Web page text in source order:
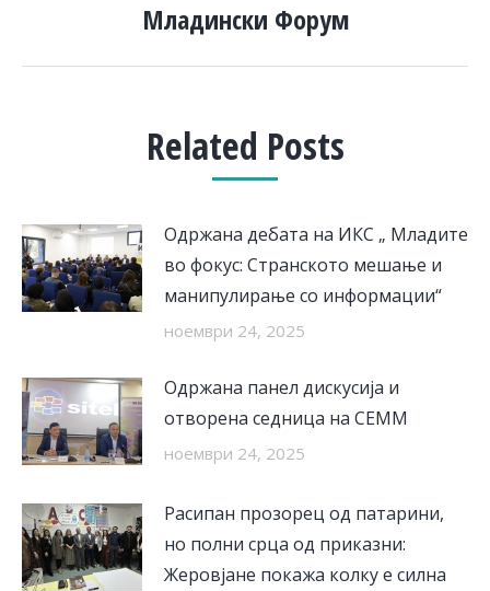
Next
Младински Форум
Related Posts
Одржана дебата на ИКС „ Младите
во фокус: Странското мешање и
манипулирање со информации“
ноември 24, 2025
Одржана панел дискусија и
отворена седница на СЕММ
ноември 24, 2025
Расипан прозорец од патарини,
но полни срца од приказни:
Жеровјане покажа колку е силна